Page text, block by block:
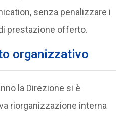
senza penalizzare i
prestazione offerto.
organizzativo
la Direzione si è
riorganizzazione interna